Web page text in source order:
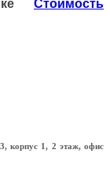
Стоимость
корпус 1, 2 этаж, офис